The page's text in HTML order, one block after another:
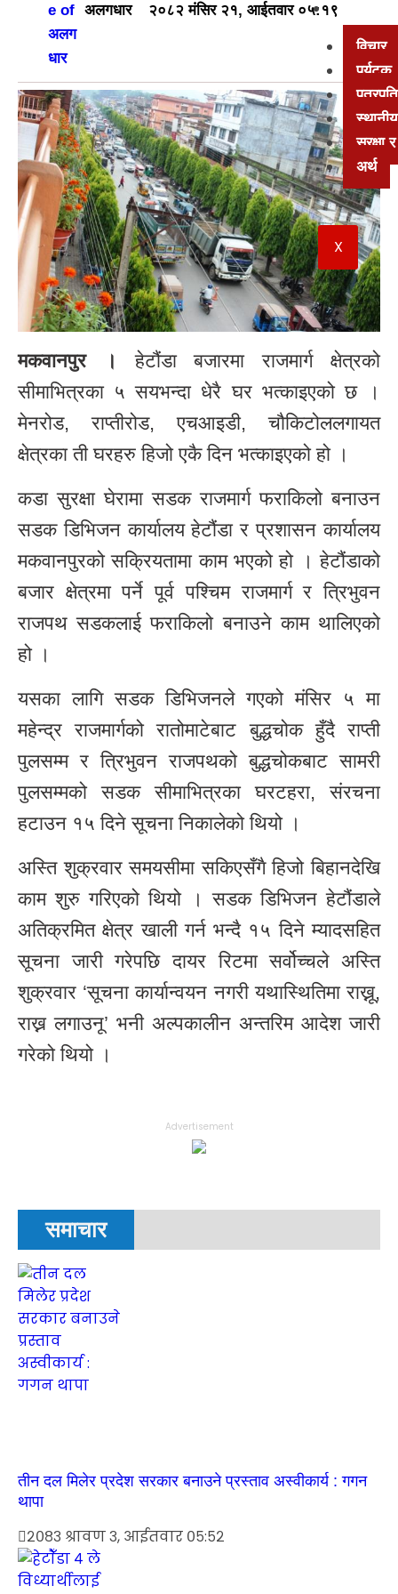
विचार
पर्यटक
सुरक्षा
अर्थ
X
अलगधार २०८२ मंसिर २१, आईतवार ०५:१९
मकवानपुर ।
हेटौंडा बजारमा राजमार्ग क्षेत्रको
सीमाभित्रका ५ सयभन्दा धेरै घर भत्काइएको छ ।
मेनरोड, राप्तीरोड, एचआइडी, चौकिटोललगायत
क्षेत्रका ती घरहरु हिजो एकै दिन भत्काइएको हो ।
कडा सुरक्षा घेरामा सडक राजमार्ग फराकिलो बनाउन
सडक डिभिजन कार्यालय हेटौंडा र प्रशासन कार्यालय
मकवानपुरको सक्रियतामा काम भएको हो । हेटौंडाको
बजार क्षेत्रमा पर्ने पूर्व पश्चिम राजमार्ग र त्रिभुवन
राजपथ सडकलाई फराकिलो बनाउने काम थालिएको
हो ।
यसका लागि सडक डिभिजनले गएको मंसिर ५ मा
महेन्द्र राजमार्गको रातोमाटेबाट बुद्धचोक हुँदै राप्ती
पुलसम्म र त्रिभुवन राजपथको बुद्धचोकबाट सामरी
पुलसम्मको सडक सीमाभित्रका घरटहरा, संरचना
हटाउन १५ दिने सूचना निकालेको थियो ।
अस्ति शुक्रवार समयसीमा सकिएसँगै हिजो बिहानदेखि
काम शुरु गरिएको थियो । सडक डिभिजन हेटौंडाले
अतिक्रमित क्षेत्र खाली गर्न भन्दै १५ दिने म्यादसहित
सूचना जारी गरेपछि दायर रिटमा सर्वोच्चले अस्ति
शुक्रवार ‘सूचना कार्यान्वयन नगरी यथास्थितिमा राख्नू,
राख्न लगाउनू’ भनी अल्पकालीन अन्तरिम आदेश जारी
गरेको थियो ।
Advertisement
समाचार
तीन दल मिलेर प्रदेश सरकार बनाउने प्रस्ताव अस्वीकार्य : गगन
थापा
२०८३ श्रावण ३, आईतवार ०५:५२